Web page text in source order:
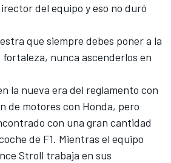
del equipo y eso no duró
que siempre debes poner a la
nunca ascenderlos en
la nueva era del reglamento con
de motores con Honda, pero
con una gran cantidad
de F1. Mientras el equipo
Stroll trabaja en sus